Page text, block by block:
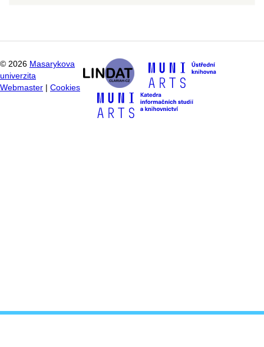
© 2026 Masarykova
univerzita
Webmaster
Cookies